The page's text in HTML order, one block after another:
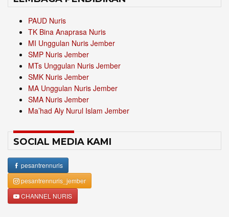
PAUD Nuris
TK Bina Anaprasa Nuris
MI Unggulan Nuris Jember
SMP Nuris Jember
MTs Unggulan Nuris Jember
SMK Nuris Jember
MA Unggulan Nuris Jember
SMA Nuris Jember
Ma’had Aly Nurul Islam Jember
SOCIAL MEDIA KAMI
pesantrennuris
pesantrennuris_jember
CHANNEL NURIS